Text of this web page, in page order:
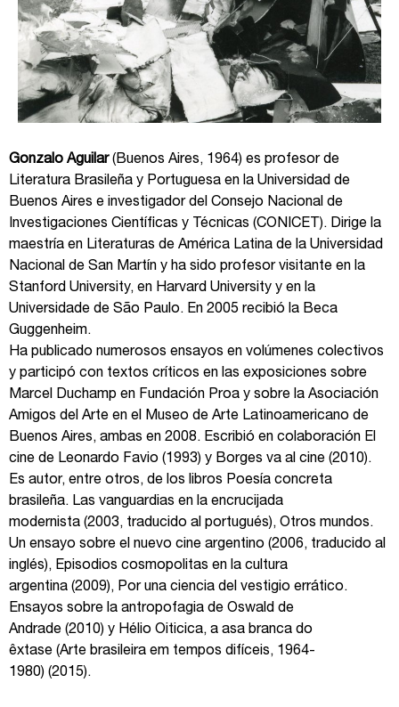
Gonzalo Aguilar(Buenos Aires, 1964) es profesor de
Literatura Brasileña y Portuguesa en la Universidad de
Buenos Aires e investigador del Consejo Nacional de
Investigaciones Científicas y Técnicas (CONICET). Dirige la
maestría en Literaturas de América Latina de la Universidad
Nacional de San Martín y ha sido profesor visitante en la
Stanford University, en Harvard University y en la
Universidade de São Paulo. En 2005 recibió la Beca
Guggenheim.
Ha publicado numerosos ensayos en volúmenes colectivos
y participó con textos críticos en las exposiciones sobre
Marcel Duchamp en Fundación Proa y sobre la Asociación
Amigos del Arte en el Museo de Arte Latinoamericano de
Buenos Aires, ambas en 2008. Escribió en colaboración El
cine de Leonardo Favio (1993) y Borges va al cine (2010).
Es autor, entre otros, de los libros Poesía concreta
brasileña. Las vanguardias en la encrucijada
modernista (2003, traducido al portugués), Otros mundos.
Un ensayo sobre el nuevo cine argentino (2006, traducido al
inglés), Episodios cosmopolitas en la cultura
argentina (2009), Por una ciencia del vestigio errático.
Ensayos sobre la antropofagia de Oswald de
Andrade (2010) y Hélio Oiticica, a asa branca do
êxtase (Arte brasileira em tempos difíceis, 1964-
1980) (2015).